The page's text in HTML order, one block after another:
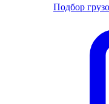
Подбор